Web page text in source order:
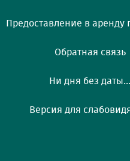
Предоставление в аренду
Обратная связь
Ни дня без даты...
Версия для